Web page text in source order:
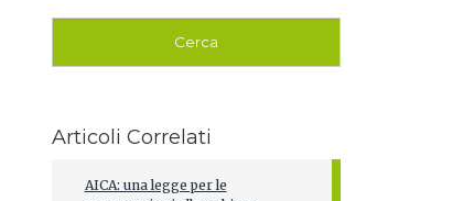
Articoli Correlati
AICA: una legge per le